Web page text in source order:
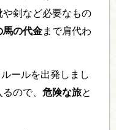
や剣など必要なもの
馬の代金まで肩代わ
ールを出発しまし
るので、危険な旅と